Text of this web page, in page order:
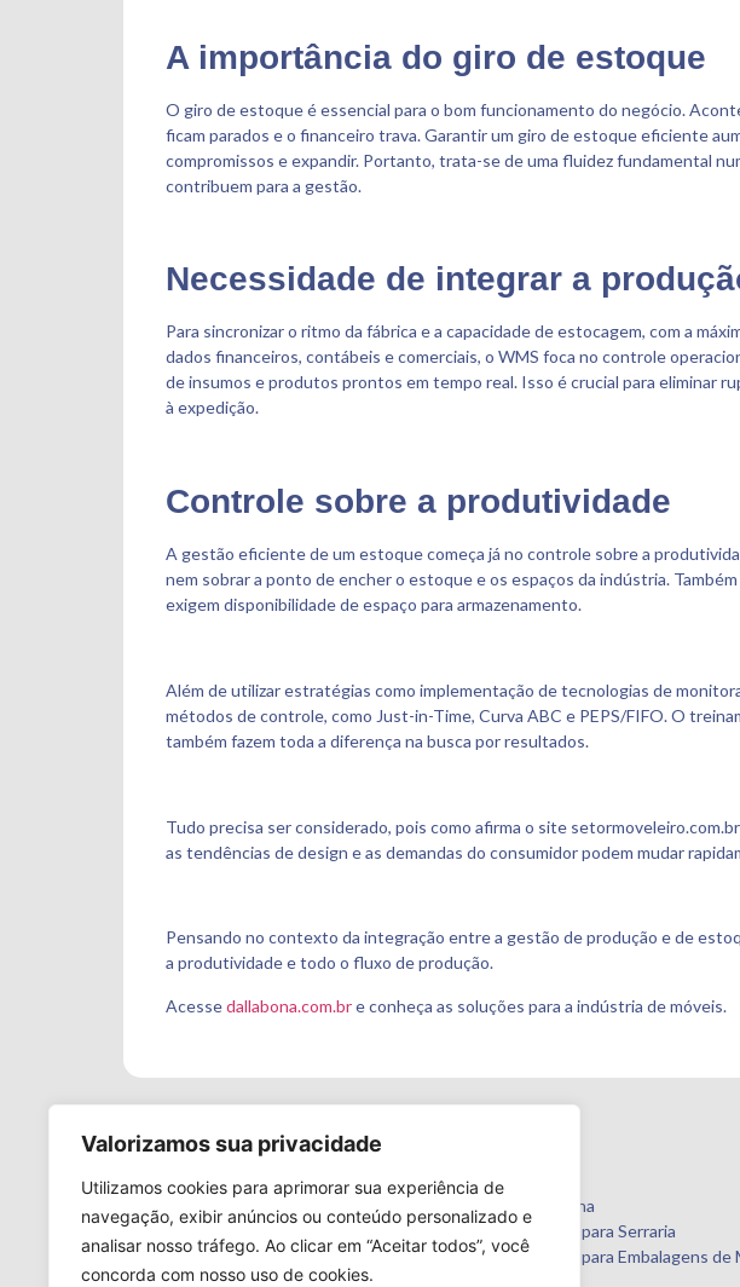
Valorizamos sua privacidade
Utilizamos cookies para aprimorar sua experiência de
navegação, exibir anúncios ou conteúdo personalizado e
analisar nosso tráfego. Ao clicar em “Aceitar todos”, você
concorda com nosso uso de cookies.
A importância do giro de estoque
O giro de estoque é essencial para o bom funcionamento do negócio.
ficam parados e o financeiro trava. Garantir um giro de estoque eficiente
compromissos e expandir. Portanto, trata-se de uma fluidez fundamental
contribuem para a gestão.
Necessidade de integrar a
Para sincronizar o ritmo da fábrica e a capacidade de estocagem, com a
dados financeiros, contábeis e comerciais, o WMS foca no controle
de insumos e produtos prontos em tempo real. Isso é crucial para eliminar
à expedição.
Controle sobre a produtividade
A gestão eficiente de um estoque começa já no controle sobre a
nem sobrar a ponto de encher o estoque e os espaços da indústria.
exigem disponibilidade de espaço para armazenamento.
Além de utilizar estratégias como implementação de tecnologias de
métodos de controle, como Just-in-Time, Curva ABC e PEPS/FIFO. O
também fazem toda a diferença na busca por resultados.
Tudo precisa ser considerado, pois como afirma o site
as tendências de design e as demandas do consumidor podem mudar
Pensando no contexto da integração entre a gestão de produção e de
a produtividade e todo o fluxo de produção.
Acessedallabona.com.bre conheça as soluções para a indústria de móveis.
A Dallabona
Máquinas para Serraria
Máquinas para Embalagens de